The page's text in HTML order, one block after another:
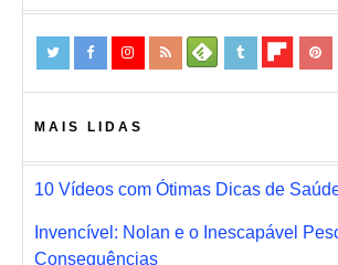
MAIS LIDAS
10 Vídeos com Ótimas Dicas de
Invencível: Nolan e o Inescapável
Consequências